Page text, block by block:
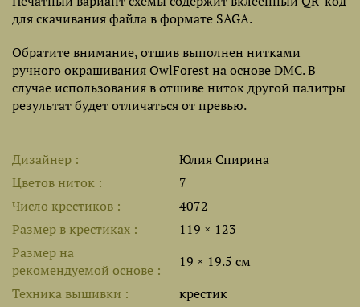
для скачивания файла в формате SAGA.
Обратите внимание, отшив выполнен нитками
ручного окрашивания OwlForest на основе DMC. В
случае использования в отшиве ниток другой палитры
результат будет отличаться от превью.
Дизайнер
Юлия Спирина
Цветов ниток
7
Число крестиков
4072
Размер в крестиках
119 × 123
Размер на
рекомендуемой основе
19 × 19.5 см
Техника вышивки
крестик